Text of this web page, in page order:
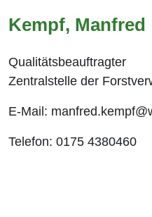
Kempf, Manfred
Qualitätsbeauftragter
Zentralstelle der
E-Mail:
Telefon: 0175 4380460